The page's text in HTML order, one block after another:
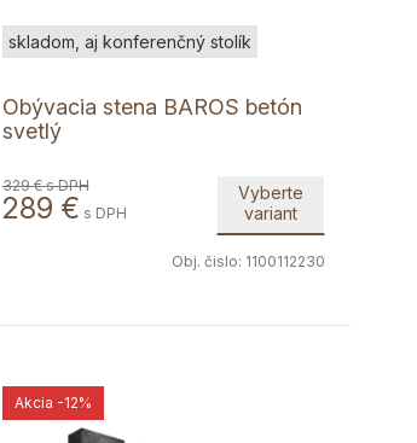
Obývacia stena BAROS betón
svetlý
skladom, aj konferenčný stolík
329 €s DPH
289 € s DPH
Vyberte
variant
Obj. čislo: 1100112230
Akcia -12%